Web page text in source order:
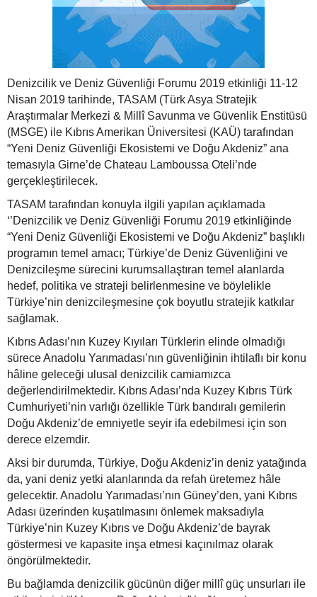
Denizcilik ve Deniz Güvenliği Forumu 2019 etkinliği 11-12
Nisan 2019 tarihinde, TASAM (Türk Asya Stratejik
Araştırmalar Merkezi & Millî Savunma ve Güvenlik Enstitüsü
(MSGE) ile Kıbrıs Amerikan Üniversitesi (KAÜ) tarafından
“Yeni Deniz Güvenliği Ekosistemi ve Doğu Akdeniz” ana
temasıyla Girne’de Chateau Lamboussa Oteli’nde
gerçekleştirilecek.
TASAM tarafından konuyla ilgili yapılan açıklamada
‘’Denizcilik ve Deniz Güvenliği Forumu 2019 etkinliğinde
“Yeni Deniz Güvenliği Ekosistemi ve Doğu Akdeniz” başlıklı
programın temel amacı; Türkiye’de Deniz Güvenliğini ve
Denizcileşme sürecini kurumsallaştıran temel alanlarda
hedef, politika ve strateji belirlenmesine ve böylelikle
Türkiye’nin denizcileşmesine çok boyutlu stratejik katkılar
sağlamak.
Kıbrıs Adası’nın Kuzey Kıyıları Türklerin elinde olmadığı
sürece Anadolu Yarımadası’nın güvenliğinin ihtilaflı bir konu
hâline geleceği ulusal denizcilik camiamızca
değerlendirilmektedir. Kıbrıs Adası’nda Kuzey Kıbrıs Türk
Cumhuriyeti’nin varlığı özellikle Türk bandıralı gemilerin
Doğu Akdeniz’de emniyetle seyir ifa edebilmesi için son
derece elzemdir.
Aksi bir durumda, Türkiye, Doğu Akdeniz’in deniz yatağında
da, yani deniz yetki alanlarında da refah üretemez hâle
gelecektir. Anadolu Yarımadası’nın Güney’den, yani Kıbrıs
Adası üzerinden kuşatılmasını önlemek maksadıyla
Türkiye’nin Kuzey Kıbrıs ve Doğu Akdeniz’de bayrak
göstermesi ve kapasite inşa etmesi kaçınılmaz olarak
öngörülmektedir.
Bu bağlamda denizcilik gücünün diğer millî güç unsurları ile